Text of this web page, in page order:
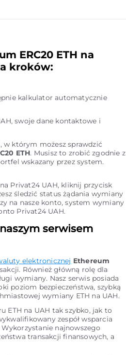
ERC20 ETH na
kroków:
kalkulator automatycznie
swoje dane kontaktowe i
w którym możesz sprawdzić
ETH. Musisz to zrobić zgodnie z
wskazany przez system.
Privat24 UAH, kliknij przycisk
śledzić status żądania wymiany
na nasze konto, system wymiany
Privat24 UAH.
serwisem
elektronicznej Ethereum
Również główną rolę dla
wymiany. Nasz serwis posiada
poziom bezpieczeństwa, szybką
wymiany ETH na UAH.
ETH na UAH tak szybko, jak to
zespół wsparcia
najnowszego
transakcji finansowych, a